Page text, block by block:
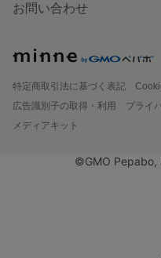
お問い合わせ
特定商取引法に基づく表記
広告識別子の取得・利用
プライ
メディアキット
©GMO Pepabo,